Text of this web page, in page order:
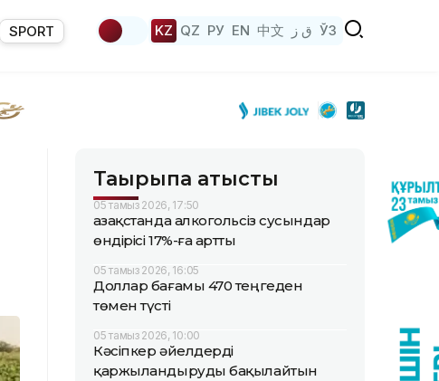
SPORT KZ QZ РУ EN 中文 ق ز ЎЗ
Тақырыпқа қатысты
05 тамыз 2026, 17:50
Қазақстанда алкогольсіз сусындар
өндірісі 17%-ға артты
05 тамыз 2026, 16:05
Доллар бағамы 470 теңгеден
төмен түсті
05 тамыз 2026, 10:00
Кәсіпкер әйелдерді
қаржыландыруды бақылайтын